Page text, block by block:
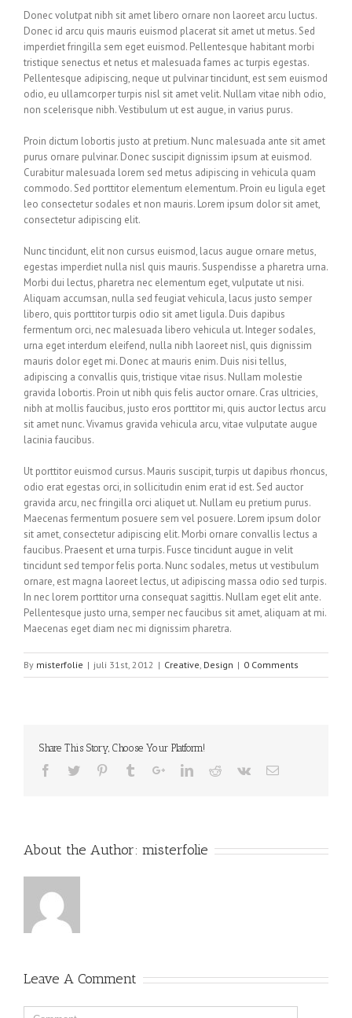
Donec volutpat nibh sit amet libero ornare non laoreet arcu luctus.
Donec id arcu quis mauris euismod placerat sit amet ut metus. Sed
imperdiet fringilla sem eget euismod. Pellentesque habitant morbi
tristique senectus et netus et malesuada fames ac turpis egestas.
Pellentesque adipiscing, neque ut pulvinar tincidunt, est sem euismod
odio, eu ullamcorper turpis nisl sit amet velit. Nullam vitae nibh odio,
non scelerisque nibh. Vestibulum ut est augue, in varius purus.
Proin dictum lobortis justo at pretium. Nunc malesuada ante sit amet
purus ornare pulvinar. Donec suscipit dignissim ipsum at euismod.
Curabitur malesuada lorem sed metus adipiscing in vehicula quam
commodo. Sed porttitor elementum elementum. Proin eu ligula eget
leo consectetur sodales et non mauris. Lorem ipsum dolor sit amet,
consectetur adipiscing elit.
Nunc tincidunt, elit non cursus euismod, lacus augue ornare metus,
egestas imperdiet nulla nisl quis mauris. Suspendisse a pharetra urna.
Morbi dui lectus, pharetra nec elementum eget, vulputate ut nisi.
Aliquam accumsan, nulla sed feugiat vehicula, lacus justo semper
libero, quis porttitor turpis odio sit amet ligula. Duis dapibus
fermentum orci, nec malesuada libero vehicula ut. Integer sodales,
urna eget interdum eleifend, nulla nibh laoreet nisl, quis dignissim
mauris dolor eget mi. Donec at mauris enim. Duis nisi tellus,
adipiscing a convallis quis, tristique vitae risus. Nullam molestie
gravida lobortis. Proin ut nibh quis felis auctor ornare. Cras ultricies,
nibh at mollis faucibus, justo eros porttitor mi, quis auctor lectus arcu
sit amet nunc. Vivamus gravida vehicula arcu, vitae vulputate augue
lacinia faucibus.
Ut porttitor euismod cursus. Mauris suscipit, turpis ut dapibus rhoncus,
odio erat egestas orci, in sollicitudin enim erat id est. Sed auctor
gravida arcu, nec fringilla orci aliquet ut. Nullam eu pretium purus.
Maecenas fermentum posuere sem vel posuere. Lorem ipsum dolor
sit amet, consectetur adipiscing elit. Morbi ornare convallis lectus a
faucibus. Praesent et urna turpis. Fusce tincidunt augue in velit
tincidunt sed tempor felis porta. Nunc sodales, metus ut vestibulum
ornare, est magna laoreet lectus, ut adipiscing massa odio sed turpis.
In nec lorem porttitor urna consequat sagittis. Nullam eget elit ante.
Pellentesque justo urna, semper nec faucibus sit amet, aliquam at mi.
Maecenas eget diam nec mi dignissim pharetra.
By misterfolie | juli 31st, 2012 | Creative, Design | 0 Comments
Share This Story, Choose Your Platform!
About the Author: misterfolie
Leave A Comment